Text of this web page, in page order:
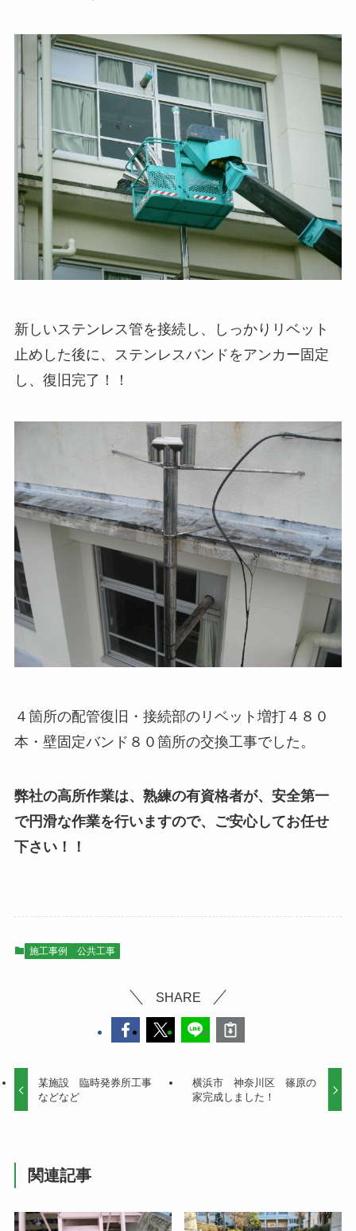
新しいステンレス管を接続し、しっかりリベット
止めした後に、ステンレスバンドをアンカー固定
し、復旧完了！！
４箇所の配管復旧・接続部のリベット増打４８０
本・壁固定バンド８０箇所の交換工事でした。
弊社の高所作業は、熟練の有資格者が、安全第一
で円滑な作業を行いますので、ご安心してお任せ
下さい！！
施工事例 公共工事
SHARE
某施設 臨時発券所工事
などなど
横浜市 神奈川区 篠原の
家完成しました！
関連記事